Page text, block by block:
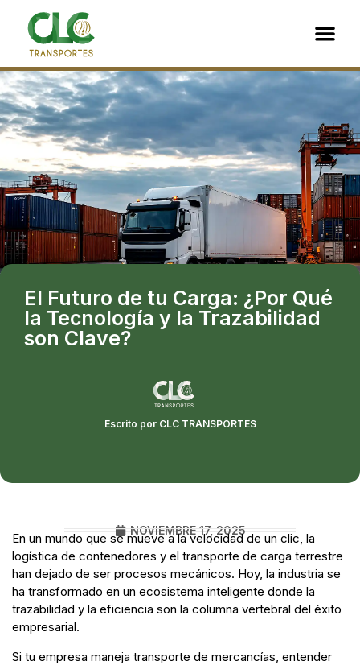
El Futuro de tu Carga: ¿Por Qué
la Tecnología y la Trazabilidad
son Clave?
Escrito por CLC TRANSPORTES
NOVIEMBRE 17, 2025
En un mundo que se mueve a la velocidad de un clic, la
logística de contenedores y el transporte de carga terrestre
han dejado de ser procesos mecánicos. Hoy, la industria se
ha transformado en un ecosistema inteligente donde la
trazabilidad y la eficiencia son la columna vertebral del éxito
empresarial.
Si tu empresa maneja transporte de mercancías, entender